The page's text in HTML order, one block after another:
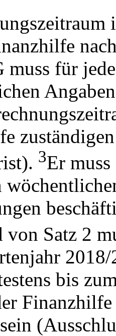
muss für
3Er
von Satz 2
bis